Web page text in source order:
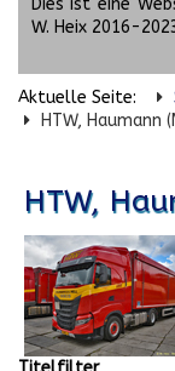
Dies ist eine
W. Heix 2016-
Aktuelle Seite:
HTW, Haumann
HTW,